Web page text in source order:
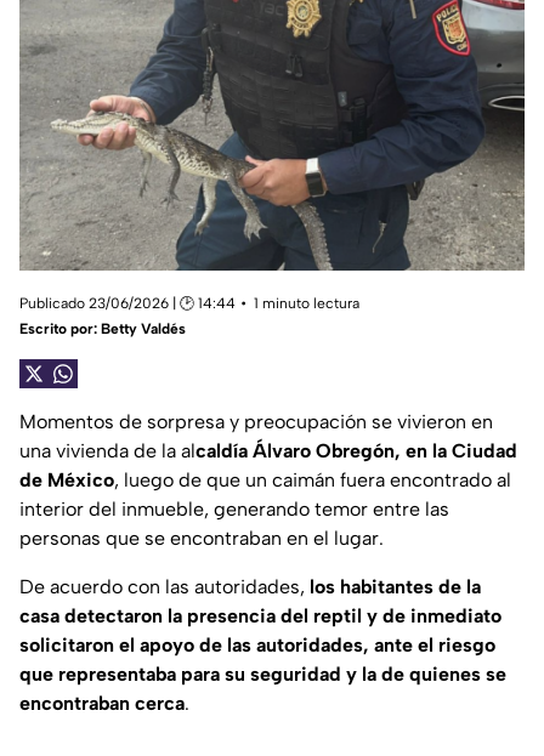
Publicado 23/06/2026 | 🕑 14:44
1 minuto lectura
Escrito por: Betty Valdés
Momentos de sorpresa y preocupación se vivieron en
una vivienda de la alcaldía Álvaro Obregón, en la Ciudad
de México, luego de que un caimán fuera encontrado al
interior del inmueble, generando temor entre las
personas que se encontraban en el lugar.
De acuerdo con las autoridades, los habitantes de la
casa detectaron la presencia del reptil y de inmediato
solicitaron el apoyo de las autoridades, ante el riesgo
que representaba para su seguridad y la de quienes se
encontraban cerca.